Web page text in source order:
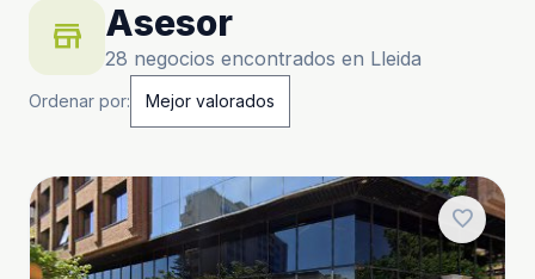
store Asesor
28 negocios encontrados en Lleida
Ordenar por:
favorite